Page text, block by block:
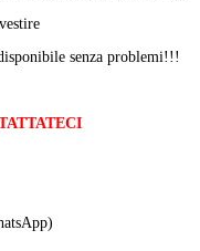
senza problemi!!!